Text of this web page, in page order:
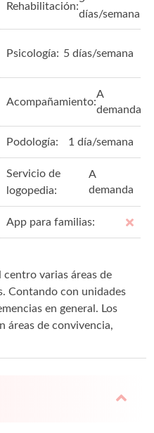
Rehabilitación:
días/semana
Psicología: 5 días/semana
Acompañamiento:
A
demanda
Podología: 1 día/semana
Servicio de
logopedia:
A
demanda
App para familias:
varias áreas de
Contando con unidades
en general. Los
áreas de convivencia,